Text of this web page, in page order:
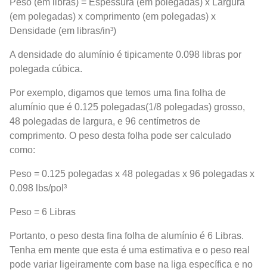
(em polegadas) x comprimento (em polegadas) x
Densidade (em libras/in³)
A densidade do alumínio é tipicamente 0.098 libras por
polegada cúbica.
Por exemplo, digamos que temos uma fina folha de
alumínio que é 0.125 polegadas(1/8 polegadas) grosso,
48 polegadas de largura, e 96 centímetros de
comprimento. O peso desta folha pode ser calculado
como:
Peso = 0.125 polegadas x 48 polegadas x 96 polegadas x
0.098 lbs/pol³
Peso = 6 Libras
Portanto, o peso desta fina folha de alumínio é 6 Libras.
Tenha em mente que esta é uma estimativa e o peso real
pode variar ligeiramente com base na liga específica e no